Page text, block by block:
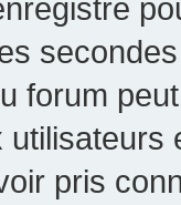
forum
pris